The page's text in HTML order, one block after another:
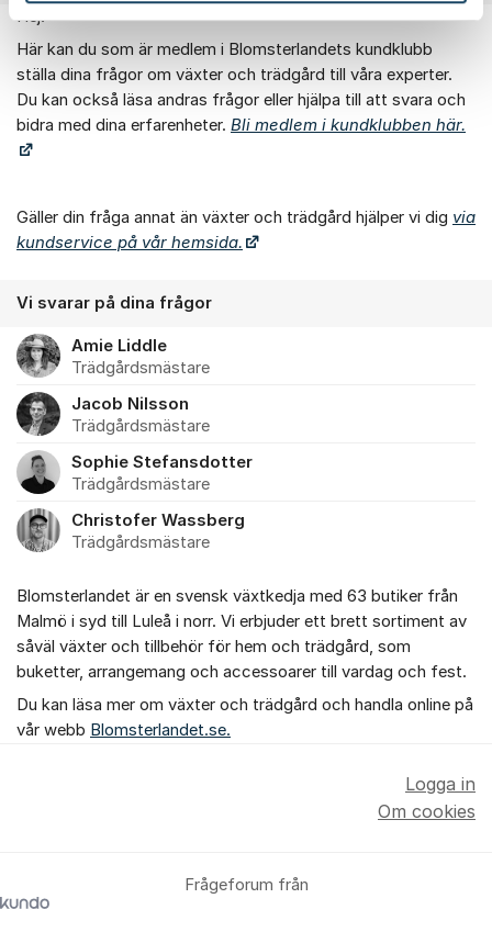
Om forumet
Hej!
Här kan du som är medlem i Blomsterlandets kundklubb
ställa dina frågor om växter och trädgård till våra experter.
Du kan också läsa andras frågor eller hjälpa till att svara och
bidra med dina erfarenheter. Bli medlem i kundklubben här.
Gäller din fråga annat än växter och trädgård hjälper vi dig via
kundservice på vår hemsida.
Vi svarar på dina frågor
Amie Liddle
Trädgårdsmästare
Jacob Nilsson
Trädgårdsmästare
Sophie Stefansdotter
Trädgårdsmästare
Christofer Wassberg
Trädgårdsmästare
Blomsterlandet är en svensk växtkedja med 63 butiker från
Malmö i syd till Luleå i norr. Vi erbjuder ett brett sortiment av
såväl växter och tillbehör för hem och trädgård, som
buketter, arrangemang och accessoarer till vardag och fest.
Du kan läsa mer om växter och trädgård och handla online på
vår webb Blomsterlandet.se.
Frågeforum från
Logga in
Om cookies